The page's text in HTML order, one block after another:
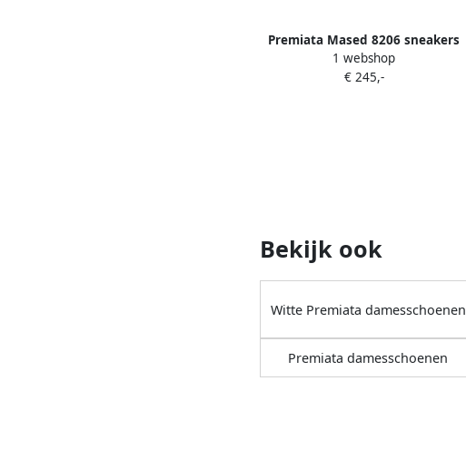
Premiata Mased 8206 sneakers
met vlakken Beige
1 webshop
€ 245,-
Bekijk ook
Witte Premiata damesschoenen
Premiata damesschoenen